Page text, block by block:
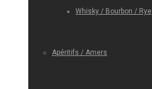
Whisky / Bourbon / Rye
Apéritifs / Amers